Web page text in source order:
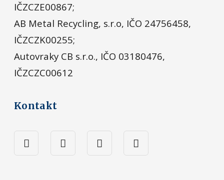
IČZCZE00867;
AB Metal Recycling, s.r.o, IČO 24756458,
IČZCZK00255;
Autovraky CB s.r.o., IČO 03180476,
IČZCZC00612
Kontakt